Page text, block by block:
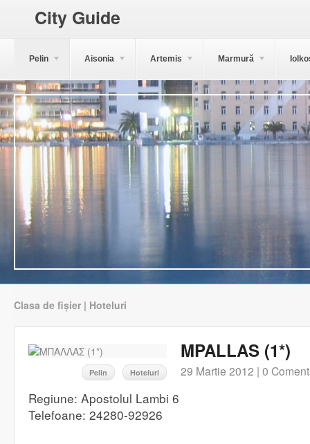
City Guide
Pelin Aisonia Artemis Marmură
Clasa de fișier | Hoteluri
Pelin Hoteluri
MPALLAS (1*)
29 Martie 2012 | 0
Regiune: Apostolul Lambi 6
Telefoane: 24280-92926